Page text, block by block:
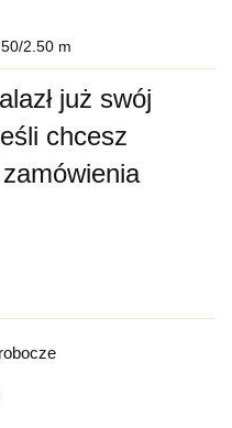
2.50 m
już swój
chcesz